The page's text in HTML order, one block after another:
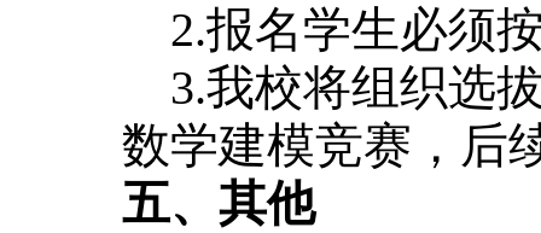
2.报名学生必须
3.我校将组织选
数学建模竞赛，后
五、其他